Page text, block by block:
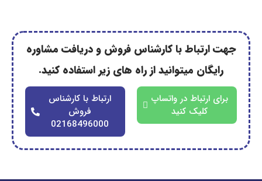
با کارشناس فروش و دریافت مشاوره
میتوانید از راه های زیر استفاده کنید.
ارتباط با کارشناس
02168496000
ارتباط در واتساپ
کلیک کنید